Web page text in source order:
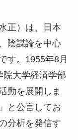
正）は、日本
陰謀論を中心
す。1955年8月
院大学経済学部
動を展開しま
と公言してお
分析を発信す